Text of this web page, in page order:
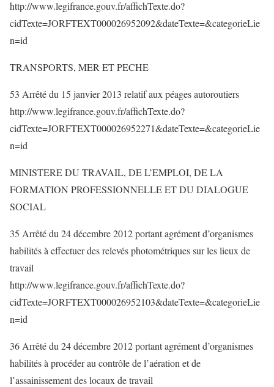
http://www.legifrance.gouv.fr/affichTexte.do?
cidTexte=JORFTEXT000026952092&dateTexte=&categorieLie
n=id
TRANSPORTS, MER ET PECHE
53 Arrêté du 15 janvier 2013 relatif aux péages autoroutiers
http://www.legifrance.gouv.fr/affichTexte.do?
cidTexte=JORFTEXT000026952271&dateTexte=&categorieLie
n=id
MINISTERE DU TRAVAIL, DE L’EMPLOI, DE LA
FORMATION PROFESSIONNELLE ET DU DIALOGUE
SOCIAL
35 Arrêté du 24 décembre 2012 portant agrément d’organismes
habilités à effectuer des relevés photométriques sur les lieux de
travail
http://www.legifrance.gouv.fr/affichTexte.do?
cidTexte=JORFTEXT000026952103&dateTexte=&categorieLie
n=id
36 Arrêté du 24 décembre 2012 portant agrément d’organismes
habilités à procéder au contrôle de l’aération et de
l’assainissement des locaux de travail